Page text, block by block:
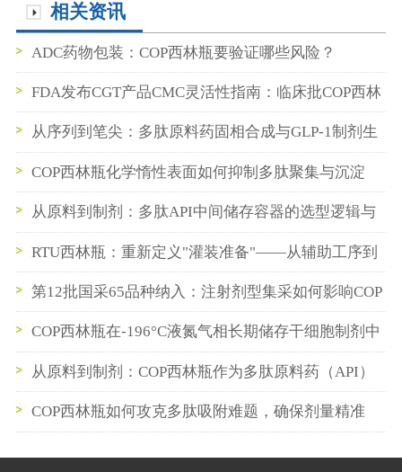
相关资讯
ADC药物包装：COP西林瓶要验证哪些风险？
FDA发布CGT产品CMC灵活性指南：临床批COP西林
瓶数据如何支持BLA申报
从序列到笔尖：多肽原料药固相合成与GLP-1制剂生
产的无缝衔接实践
COP西林瓶化学惰性表面如何抑制多肽聚集与沉淀
从原料到制剂：多肽API中间储存容器的选型逻辑与
稳定性保障实践
RTU西林瓶：重新定义"灌装准备"——从辅助工序到
即插即用
第12批国采65品种纳入：注射剂型集采如何影响COP
西林瓶与预灌封供应链
COP西林瓶在-196°C液氮气相长期储存干细胞制剂中
的性能验证
从原料到制剂：COP西林瓶作为多肽原料药（API）
中间储存容器的最佳实践
COP西林瓶如何攻克多肽吸附难题，确保剂量精准